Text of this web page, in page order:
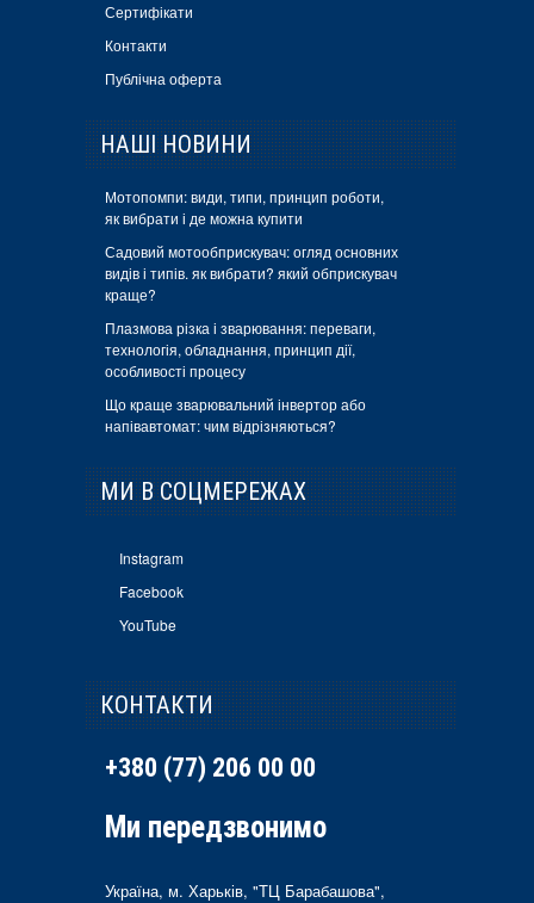
Сертифікати
Контакти
Публічна оферта
НАШІ НОВИНИ
Мотопомпи: види, типи, принцип роботи,
як вибрати і де можна купити
Садовий мотообприскувач: огляд основних
видів і типів. як вибрати? який обприскувач
краще?
Плазмова різка і зварювання: переваги,
технологія, обладнання, принцип дії,
особливості процесу
Що краще зварювальний інвертор або
напівавтомат: чим відрізняються?
МИ В СОЦМЕРЕЖАХ
Instagram
Facebook
YouTube
КОНТАКТИ
+380 (77) 206 00 00
Ми передзвонимо
Україна, м. Харьків, "ТЦ Барабашова",